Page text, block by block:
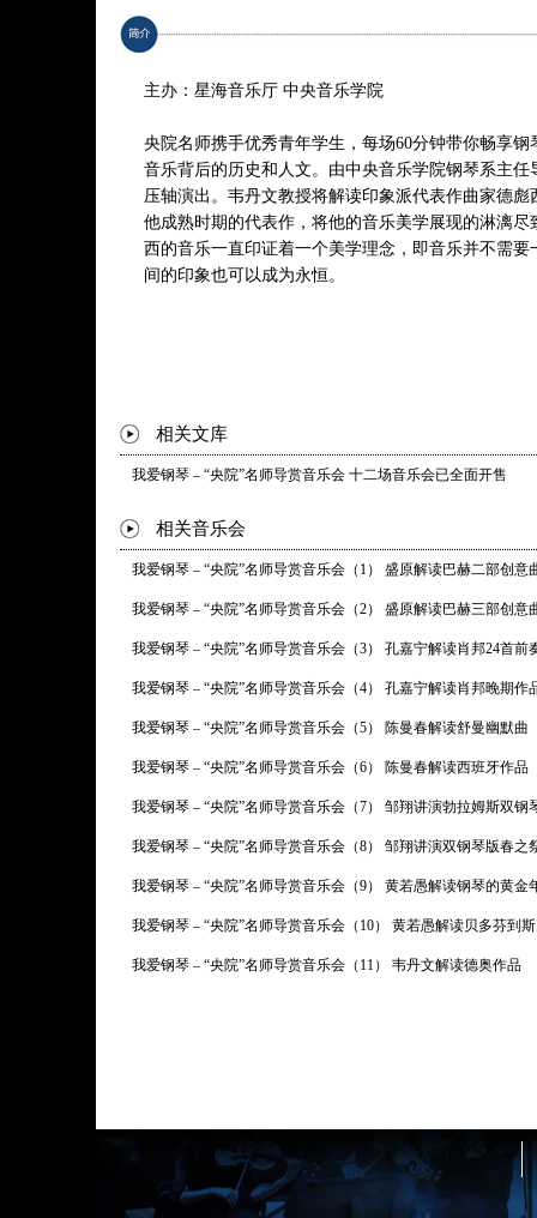
* 曲目以演出现场为准
主办：星海音乐厅 中央音乐学院
央院名师携手优秀青年学生，每场60分钟带你畅享
音乐背后的历史和人文。由中央音乐学院钢琴系主
压轴演出。韦丹文教授将解读印象派代表作曲家德
他成熟时期的代表作，将他的音乐美学展现的淋漓
西的音乐一直印证着一个美学理念，即音乐并不需
间的印象也可以成为永恒。
相关文库
我爱钢琴 – “央院”名师导赏音乐会 十二场音乐会已全面开售
相关音乐会
我爱钢琴 – “央院”名师导赏音乐会（1） 盛原解读巴赫二部创意
我爱钢琴 – “央院”名师导赏音乐会（2） 盛原解读巴赫三部创意
我爱钢琴 – “央院”名师导赏音乐会（3） 孔嘉宁解读肖邦24首前
我爱钢琴 – “央院”名师导赏音乐会（4） 孔嘉宁解读肖邦晚期作
我爱钢琴 – “央院”名师导赏音乐会（5） 陈曼春解读舒曼幽默曲
我爱钢琴 – “央院”名师导赏音乐会（6） 陈曼春解读西班牙作品
我爱钢琴 – “央院”名师导赏音乐会（7） 邹翔讲演勃拉姆斯双钢
我爱钢琴 – “央院”名师导赏音乐会（8） 邹翔讲演双钢琴版春之
我爱钢琴 – “央院”名师导赏音乐会（9） 黄若愚解读钢琴的黄金
我爱钢琴 – “央院”名师导赏音乐会（10） 黄若愚解读贝多芬到
我爱钢琴 – “央院”名师导赏音乐会（11） 韦丹文解读德奥作品